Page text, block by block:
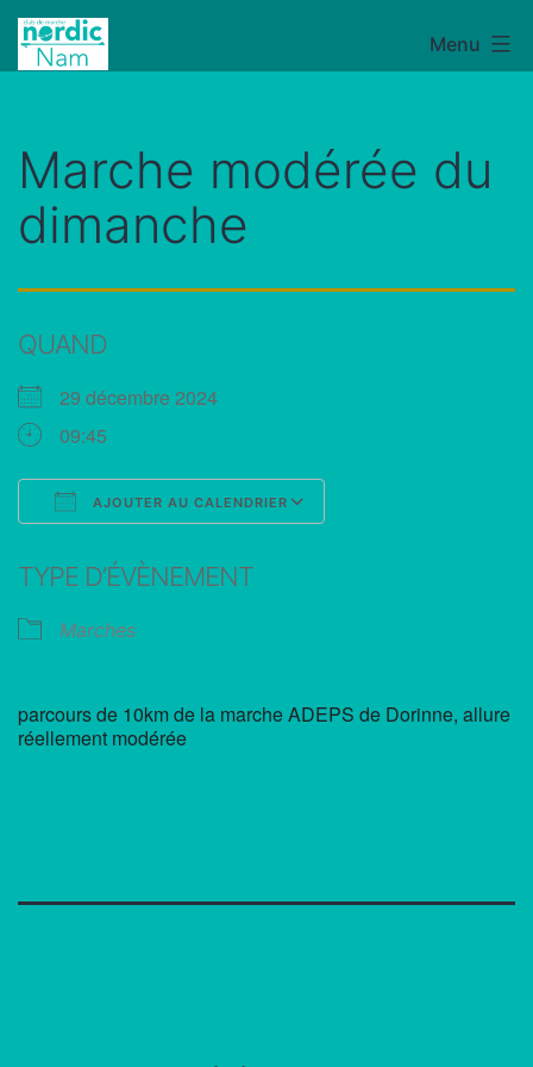
Aller
NordicNam Menu
Marche modérée du
dimanche
QUAND
29 décembre 2024
09:45
AJOUTER AU CALENDRIER
TYPE D’ÉVÈNEMENT
Marches
parcours de 10km de la marche ADEPS de Dorinne, allure
réellement modérée